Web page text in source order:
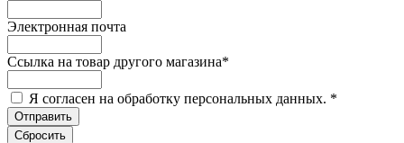
Электронная почта
Ссылка на товар другого магазина*
Я согласен на обработку персональных данных. *